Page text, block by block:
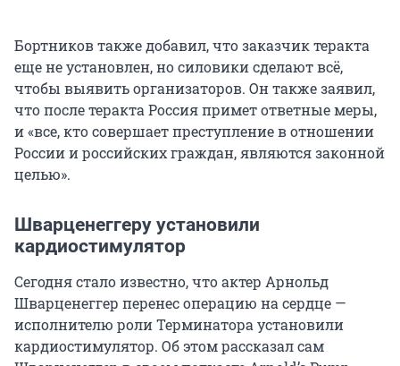
Бортников также добавил, что заказчик теракта
еще не установлен, но силовики сделают всё,
чтобы выявить организаторов. Он также заявил,
что после теракта Россия примет ответные меры,
и «все, кто совершает преступление в отношении
России и российских граждан, являются законной
целью».
Шварценеггеру установили
кардиостимулятор
Сегодня стало известно, что актер Арнольд
Шварценеггер перенес операцию на сердце —
исполнителю роли Терминатора установили
кардиостимулятор. Об этом рассказал сам